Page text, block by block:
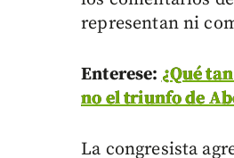
representan ni
Enterese:¿Qué
no el triunfo de
La congresista